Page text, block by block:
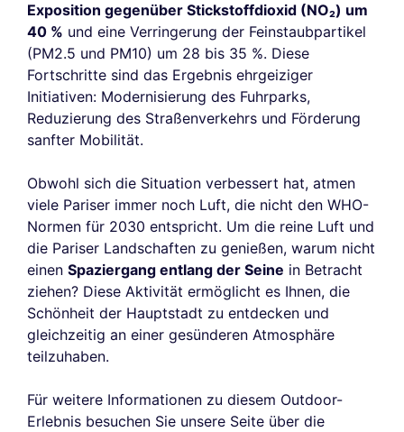
Exposition gegenüber Stickstoffdioxid (NO₂) um
40 % und eine Verringerung der Feinstaubpartikel
(PM2.5 und PM10) um 28 bis 35 %. Diese
Fortschritte sind das Ergebnis ehrgeiziger
Initiativen: Modernisierung des Fuhrparks,
Reduzierung des Straßenverkehrs und Förderung
sanfter Mobilität.
Obwohl sich die Situation verbessert hat, atmen
viele Pariser immer noch Luft, die nicht den WHO-
Normen für 2030 entspricht. Um die reine Luft und
die Pariser Landschaften zu genießen, warum nicht
einen Spaziergang entlang der Seine in Betracht
ziehen? Diese Aktivität ermöglicht es Ihnen, die
Schönheit der Hauptstadt zu entdecken und
gleichzeitig an einer gesünderen Atmosphäre
teilzuhaben.
Für weitere Informationen zu diesem Outdoor-
Erlebnis besuchen Sie unsere Seite über die